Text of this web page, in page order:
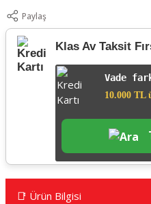
Paylaş
Klas Av Taksit
Vade
10.000 TL
📑 Ürün Bilgisi